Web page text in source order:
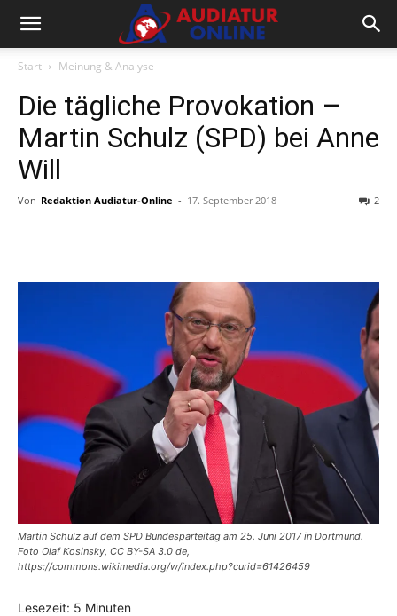
Start Meinung & Analyse
Die tägliche Provokation –
Martin Schulz (SPD) bei Anne
Will
Von Redaktion Audiatur-Online - 17. September 2018 2
Martin Schulz auf dem SPD Bundesparteitag am 25. Juni 2017 in Dortmund.
Foto Olaf Kosinsky, CC BY-SA 3.0 de,
https://commons.wikimedia.org/w/index.php?curid=61426459
Lesezeit: 5 Minuten